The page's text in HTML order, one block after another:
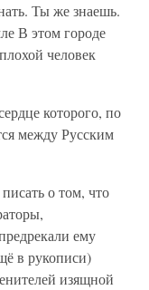
Ты же знаешь.
В этом городе
человек
которого, по
между Русским
о том, что
ему
в рукописи)
изящной